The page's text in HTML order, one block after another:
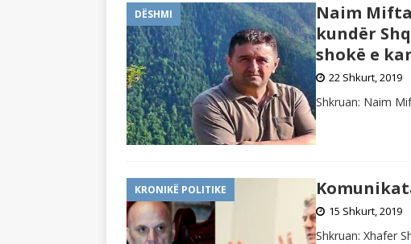
DËSHMI
Naim
kundër
shokë e
22 Shkurt, 2019
Shkruan: Naim
KRONIKË POLITIKE
15 Shkurt, 2019
Shkruan: Xhafer